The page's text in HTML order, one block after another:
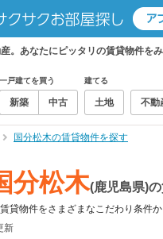
。あなたにピッタリの賃貸物件をみ
一戸建てを買う
新築 中古
建てる
土地 不動
国分松木の賃貸物件を探す
分松木(鹿児島県)
貸物件をさまざまなこだわり条件か
新